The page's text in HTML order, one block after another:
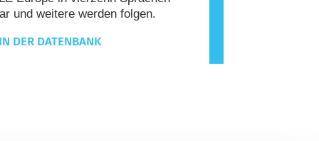
und weitere werden folgen.
DER DATENBANK